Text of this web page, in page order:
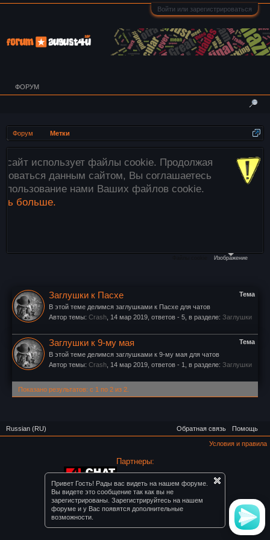
Войти или зарегистрироваться
Форум Метки
файлы cookie. Продолжая
сайтом, Вы соглашаетесь
Ваших файлов cookie.
Внимание! Все
загружаются
этого
Изображение
Привет Гость! Рады вас видеть на нашем форуме.
Вы видете это сообщение так как вы не
зарегистрированы. Зарегистрируйтесь на нашем
форуме и у Вас появятся дополнительные
возможности.
Тема
Заглушки к Пасхе
В этой теме делимся заглушками к Пасхе для чатов
Автор темы: Crash 14 мар 2019 , ответов - 5, в разделе: Заглушки
Тема
Заглушки к 9-му мая
В этой теме делимся заглушками к 9-му мая для чатов
Автор темы: Crash 14 мар 2019 , ответов - 1, в разделе: Заглушки
Показано результатов: с 1 по 2 из 2.
ФОРУМ
Russian (RU) Обратная связь Помощь
Условия и правила
Партнеры:
Форум Август Топ ©